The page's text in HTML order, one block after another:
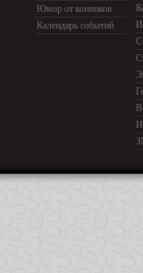
Юмор от конников
Календарь событий